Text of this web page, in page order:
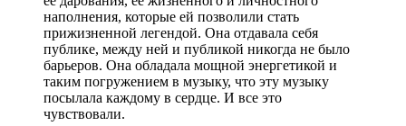
наполнения, которые ей позволили стать
прижизненной легендой. Она отдавала себя
публике, между ней и публикой никогда не было
барьеров. Она обладала мощной энергетикой и
таким погружением в музыку, что эту музыку
посылала каждому в сердце. И все это
чувствовали.